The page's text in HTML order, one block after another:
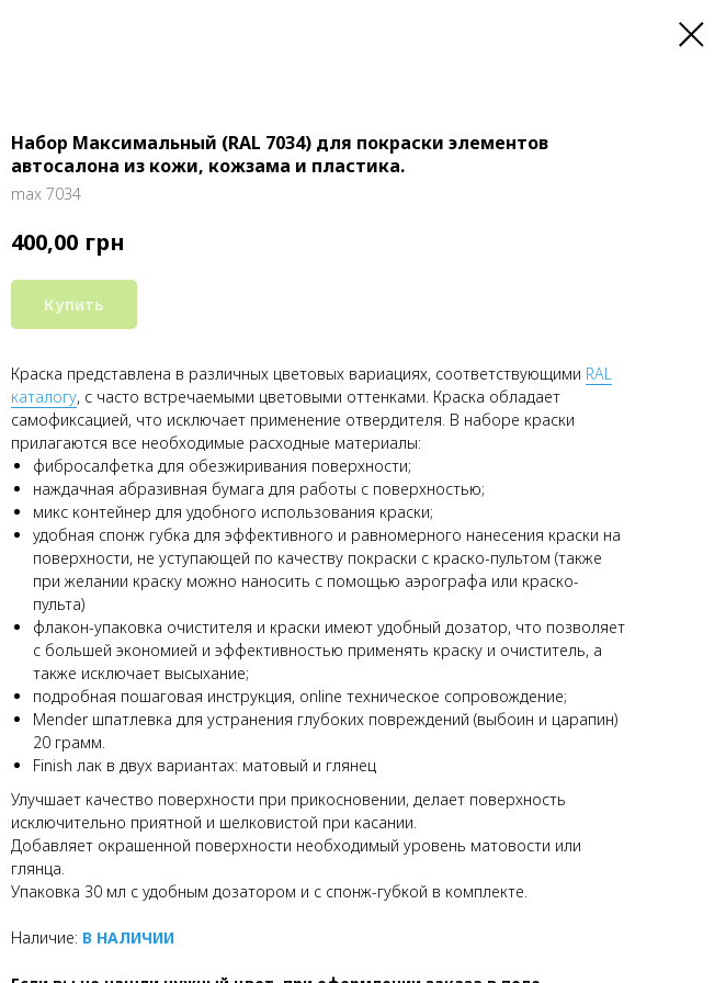
Набор Максимальный (RAL 7034) для покраски элементов
автосалона из кожи, кожзама и пластика.
max 7034
400,00 грн
Купить
Краска представлена в различных цветовых вариациях, соответствующими RAL
каталогу, с часто встречаемыми цветовыми оттенками. Краска обладает
самофиксацией, что исключает применение отвердителя. В наборе краски
прилагаются все необходимые расходные материалы:
фибросалфетка для обезжиривания поверхности;
наждачная абразивная бумага для работы с поверхностью;
микс контейнер для удобного использования краски;
удобная спонж губка для эффективного и равномерного нанесения краски на
поверхности, не уступающей по качеству покраски с краско-пультом (также
при желании краску можно наносить с помощью аэрографа или краско-
пульта)
флакон-упаковка очистителя и краски имеют удобный дозатор, что позволяет
с большей экономией и эффективностью применять краску и очиститель, а
также исключает высыхание;
подробная пошаговая инструкция, online техническое сопровождение;
Mender шпатлевка для устранения глубоких повреждений (выбоин и царапин)
20 грамм.
Finish лак в двух вариантах: матовый и глянец
Улучшает качество поверхности при прикосновении, делает поверхность
исключительно приятной и шелковистой при касании.
Добавляет окрашенной поверхности необходимый уровень матовости или
глянца.
Упаковка 30 мл с удобным дозатором и с спонж-губкой в комплекте.
Наличие: В НАЛИЧИИ